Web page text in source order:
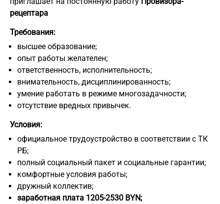
рецептара
Требования:
высшее образование;
опыт работы желателен;
ответственность, исполнительность;
внимательность, дисциплинированность;
умение работать в режиме многозадачности;
отсутствие вредных привычек.
Условия:
официальное трудоустройство в соответствии с ТК
РБ;
полный социальный пакет и социальные гарантии;
комфортные условия работы;
дружный коллектив;
заработная плата 1205-2530 BYN;